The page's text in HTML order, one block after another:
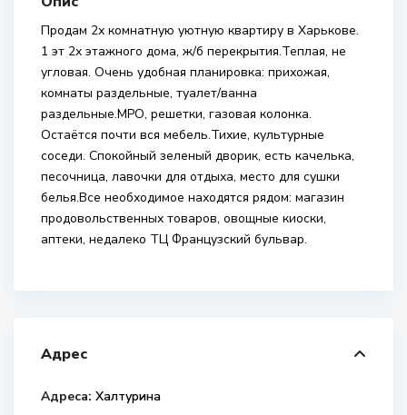
Продам 2х комнатную уютную квартиру в Харькове.
1 эт 2х этажного дома, ж/б перекрытия.Теплая, не
угловая. Очень удобная планировка: прихожая,
комнаты раздельные, туалет/ванна
раздельные.МРО, решетки, газовая колонка.
Остаётся почти вся мебель.Тихие, культурные
соседи. Спокойный зеленый дворик, есть качелька,
песочница, лавочки для отдыха, место для сушки
белья.Все необходимое находятся рядом: магазин
продовольственных товаров, овощные киоски,
аптеки, недалеко ТЦ Французский бульвар.
Адрес
Адреса: Халтурина